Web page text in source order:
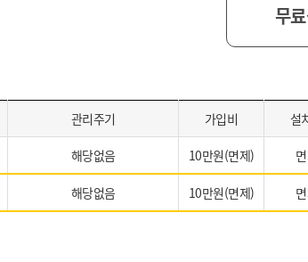
무
관리주기 가입비 설
해당없음 10만원(면제)
해당없음 10만원(면제)